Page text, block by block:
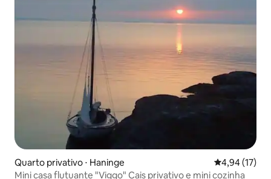
Quarto privativo ⋅ Haninge 4,94 de uma
4,94 (17)
Mini casa flutuante "Viggo" Cais privativo e mini cozinha